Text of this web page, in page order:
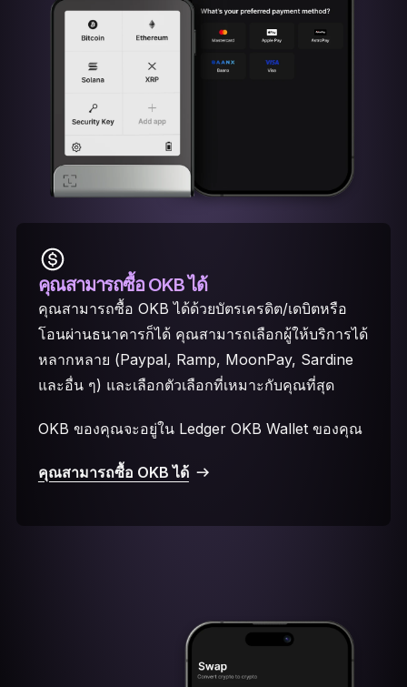
คุณสามารถซื้อ OKB ได้
คุณสามารถซื้อ OKB ได้ด้วยบัตรเครดิต/เดบิตหรือ
โอนผ่านธนาคารก็ได้ คุณสามารถเลือกผู้ให้บริการได้
หลากหลาย (Paypal, Ramp, MoonPay, Sardine
และอื่น ๆ) และเลือกตัวเลือกที่เหมาะกับคุณที่สุด
OKB ของคุณจะอยู่ใน Ledger OKB Wallet ของคุณ
คุณสามารถซื้อ OKB ได้